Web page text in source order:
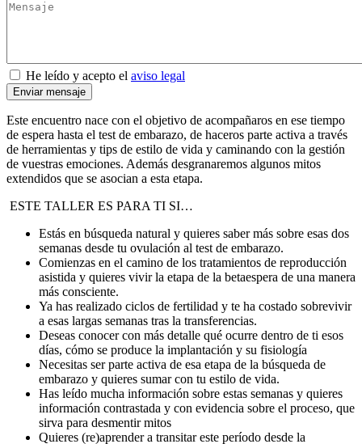
He leído y acepto el aviso legal
Este encuentro nace con el objetivo de acompañaros en ese tiempo
de espera hasta el test de embarazo, de haceros parte activa a través
de herramientas y tips de estilo de vida y caminando con la gestión
de vuestras emociones. Además desgranaremos algunos mitos
extendidos que se asocian a esta etapa.
ESTE TALLER ES PARA TI SI…
Estás en búsqueda natural y quieres saber más sobre esas dos
semanas desde tu ovulación al test de embarazo.
Comienzas en el camino de los tratamientos de reproducción
asistida y quieres vivir la etapa de la betaespera de una manera
más consciente.
Ya has realizado ciclos de fertilidad y te ha costado sobrevivir
a esas largas semanas tras la transferencias.
Deseas conocer con más detalle qué ocurre dentro de ti esos
días, cómo se produce la implantación y su fisiología
Necesitas ser parte activa de esa etapa de la búsqueda de
embarazo y quieres sumar con tu estilo de vida.
Has leído mucha información sobre estas semanas y quieres
información contrastada y con evidencia sobre el proceso, que
sirva para desmentir mitos
Quieres (re)aprender a transitar este período desde la